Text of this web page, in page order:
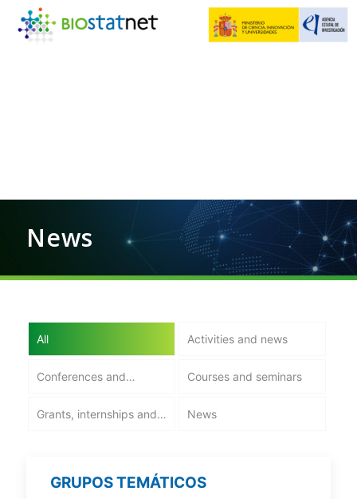
News
All Activities and news
Conferences and
Courses and seminars
Grants, internships and
News
GRUPOS TEMÁTICOS